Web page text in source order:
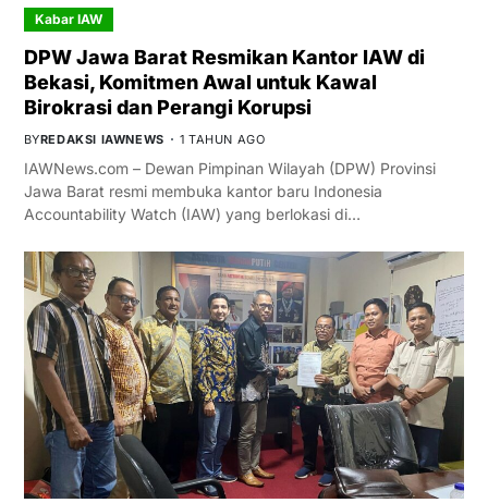
Kabar IAW
DPW Jawa Barat Resmikan Kantor IAW di
Bekasi, Komitmen Awal untuk Kawal
Birokrasi dan Perangi Korupsi
BYREDAKSI IAWNEWS 1 TAHUN AGO
IAWNews.com – Dewan Pimpinan Wilayah (DPW) Provinsi
Jawa Barat resmi membuka kantor baru Indonesia
Accountability Watch (IAW) yang berlokasi di…